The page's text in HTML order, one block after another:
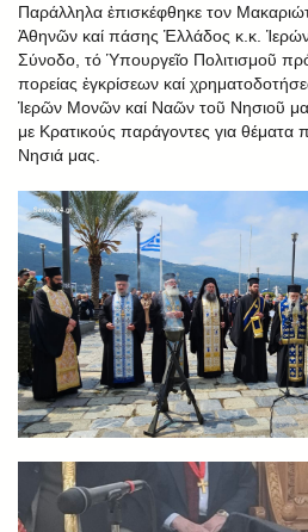
Παράλληλα ἐπισκέφθηκε τον
Ἀθηνῶν καί πάσης Ἑλλάδος κ.κ.
Σύνοδο, τό Ὑπουργεῖο Πολιτισμοῦ
πορείας ἐγκρίσεων καί
Ἱερῶν Μονῶν καί Ναῶν τοῦ Νησιοῦ
με Κρατικούς παράγοντες για
Νησιά μας.